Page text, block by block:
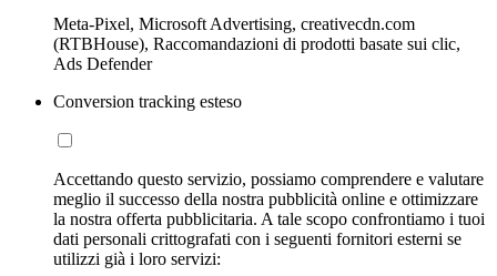
Meta-Pixel, Microsoft Advertising, creativecdn.com
(RTBHouse), Raccomandazioni di prodotti basate sui clic,
Ads Defender
Conversion tracking esteso
Accettando questo servizio, possiamo comprendere e valutare
meglio il successo della nostra pubblicità online e ottimizzare
la nostra offerta pubblicitaria. A tale scopo confrontiamo i tuoi
dati personali crittografati con i seguenti fornitori esterni se
utilizzi già i loro servizi: